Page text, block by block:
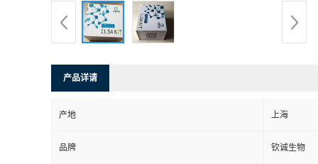
产品详请
产地 上海
品牌 钦诚生物